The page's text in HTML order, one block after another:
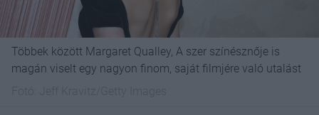
Többek között Margaret Qualley, A szer színésznője is
magán viselt egy nagyon finom, saját filmjére való utalást